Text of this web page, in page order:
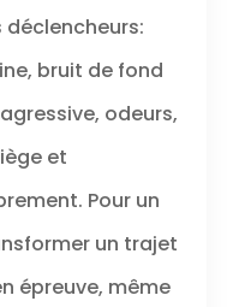
déclencheurs:
bruit de fond
odeurs,
et
Pour un
un trajet
épreuve, même